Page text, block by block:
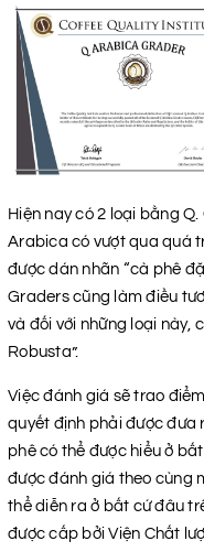
Hiện nay có 2 loại bằng
Arabica có vượt qua quá
được dán nhãn “cà phê
Graders cũng làm điều
và đối với những loại này,
Robusta”.
Việc đánh giá sẽ trao
quyết định phải được đưa
phê có thể được hiểu ở
được đánh giá theo cùng
thể diễn ra ở bất cứ đâu
được cấp bởi Viện Chất